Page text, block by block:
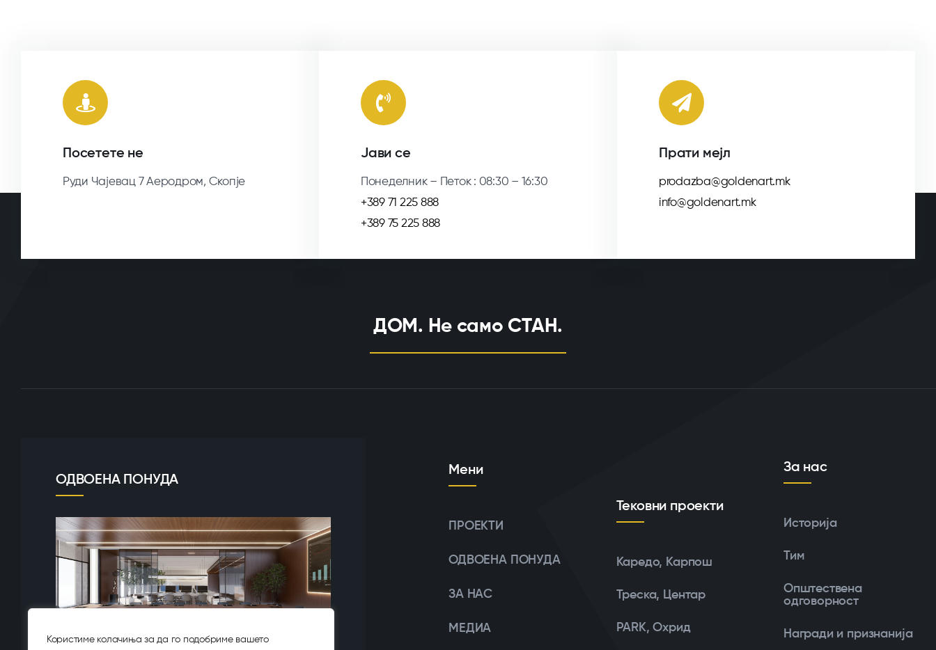
Користиме колачиња за да го подобриме вашето
Посетете не
Руди Чајевац 7 Аеродром, Скопје
Јави се
Понеделник – Петок : 08:30 – 16:30
+389 71 225 888
+389 75 225 888
Прати мејл
prodazba@goldenart.mk
info@goldenart.mk
ДОМ. Не само СТАН.
ОДВОЕНА ПОНУДА
Мени
ПРОЕКТИ
ОДВОЕНА ПОНУДА
ЗА НАС
МЕДИА
Тековни проекти
Каредо, Карпош
Треска, Центар
PARK, Охрид
За нас
Историја
Тим
Општествена
одговорност
Награди и признанија